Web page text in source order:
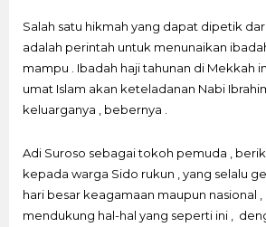
Salah satu hikmah yang dapat dipetik
adalah perintah untuk menunaikan
mampu . Ibadah haji tahunan di Mekkah
umat Islam akan keteladanan Nabi
keluarganya , bebernya .
Adi Suroso sebagai tokoh pemuda ,
kepada warga Sido rukun , yang selalu
hari besar keagamaan maupun nasional ,
mendukung hal-hal yang seperti ini ,